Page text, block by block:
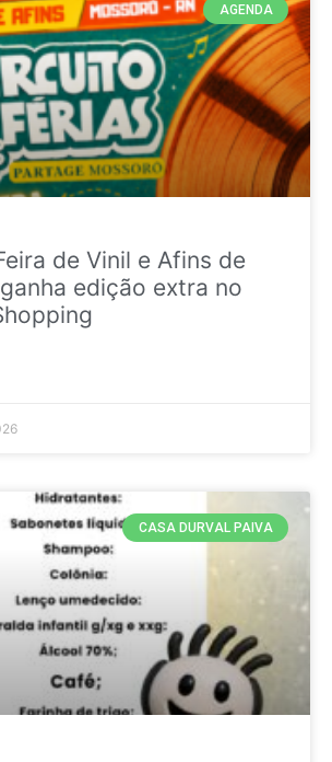
AGENDA
de Vinil e Afins de
edição extra no
CASA DURVAL PAIVA